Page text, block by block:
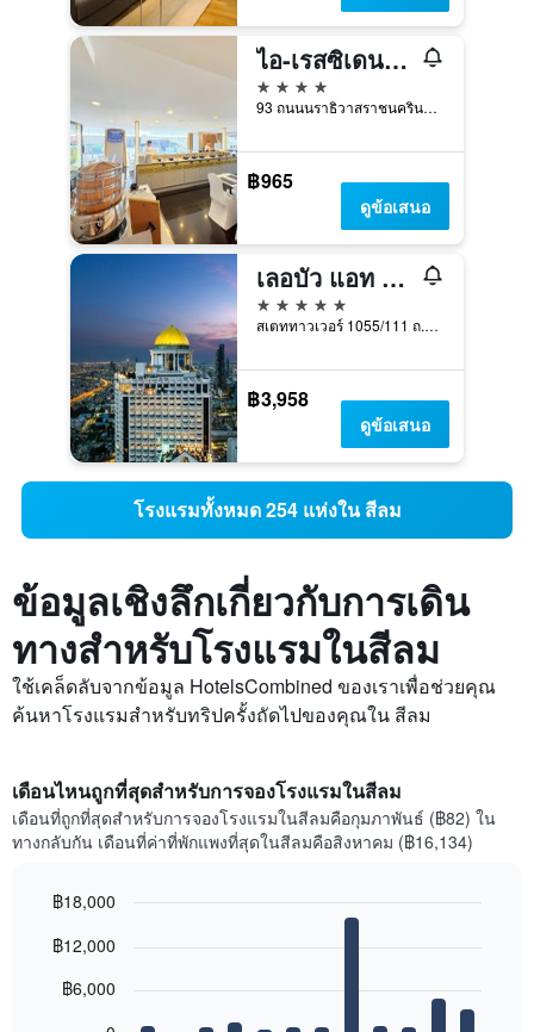
ไอ-เรสซิเดนซ์โฮเทล สีลม
4 ดาว
93 ถนนนราธิวาสราชนครินทร์, บางรัก, สีลม/สาทร, กรุงเทพมหานคร, ประเทศไทย
฿965
ดูข้อเสนอ
เลอบัว แอท สเตท ทาวเวอร์
5 ดาว
สเตททาวเวอร์ 1055/111 ถ.สีลม, กรุงเทพมหานคร, ประเทศไทย
฿3,958
ดูข้อเสนอ
โรงแรมทั้งหมด 254 แห่งใน สีลม
ข้อมูลเชิงลึกเกี่ยวกับการเดิน
ทางสำหรับโรงแรมในสีลม
ใช้เคล็ดลับจากข้อมูล HotelsCombined ของเราเพื่อช่วยคุณ
ค้นหาโรงแรมสำหรับทริปครั้งถัดไปของคุณใน สีลม
เดือนไหนถูกที่สุดสำหรับการจองโรงแรมในสีลม
เดือนที่ถูกที่สุดสำหรับการจองโรงแรมในสีลมคือกุมภาพันธ์ (฿82) ใน
ทางกลับกัน เดือนที่ค่าที่พักแพงที่สุดในสีลมคือสิงหาคม (฿16,134)
chart
graphic.
฿6,000
฿12,000
฿18,000